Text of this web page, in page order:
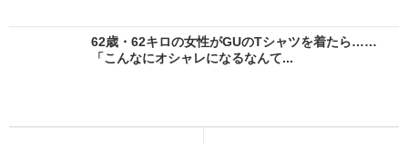
62歳・62キロの女性がGUのTシャツを着たら……
「こんなにオシャレになるなんて...